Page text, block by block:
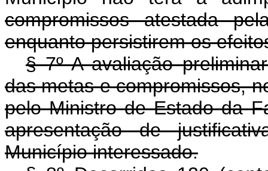
compromissos atestada
enquanto persistirem os
§ 7º A avaliação
das metas e compromissos,
pelo Ministro de Estado da
apresentação de
Município interessado.